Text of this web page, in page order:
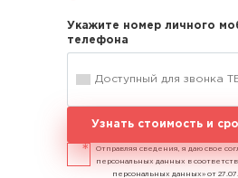
Укажите номер личного
телефона
Узнать стоимость и
Отправляя сведения, я даю свое
персональных данных в
персональных данных» от